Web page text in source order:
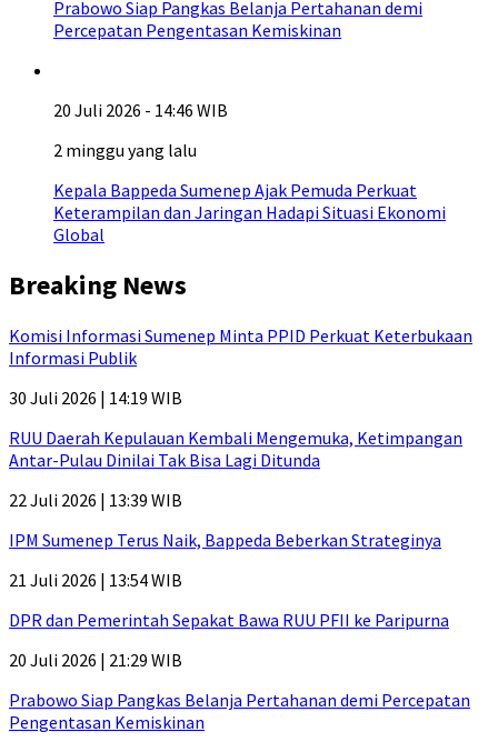
Prabowo Siap Pangkas Belanja Pertahanan demi
Percepatan Pengentasan Kemiskinan
20 Juli 2026 - 14:46 WIB
2 minggu yang lalu
Kepala Bappeda Sumenep Ajak Pemuda Perkuat
Keterampilan dan Jaringan Hadapi Situasi Ekonomi
Global
Breaking News
Komisi Informasi Sumenep Minta PPID Perkuat Keterbukaan
Informasi Publik
30 Juli 2026 | 14:19 WIB
RUU Daerah Kepulauan Kembali Mengemuka, Ketimpangan
Antar-Pulau Dinilai Tak Bisa Lagi Ditunda
22 Juli 2026 | 13:39 WIB
IPM Sumenep Terus Naik, Bappeda Beberkan Strateginya
21 Juli 2026 | 13:54 WIB
DPR dan Pemerintah Sepakat Bawa RUU PFII ke Paripurna
20 Juli 2026 | 21:29 WIB
Prabowo Siap Pangkas Belanja Pertahanan demi Percepatan
Pengentasan Kemiskinan